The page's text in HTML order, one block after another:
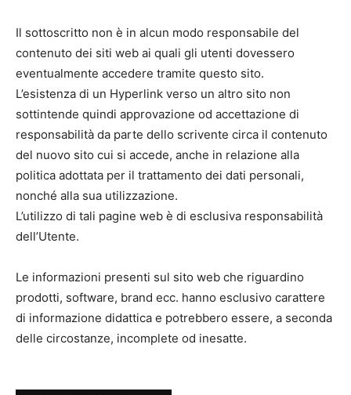
Il sottoscritto non è in alcun modo responsabile del
contenuto dei siti web ai quali gli utenti dovessero
eventualmente accedere tramite questo sito.
L’esistenza di un Hyperlink verso un altro sito non
sottintende quindi approvazione od accettazione di
responsabilità da parte dello scrivente circa il contenuto
del nuovo sito cui si accede, anche in relazione alla
politica adottata per il trattamento dei dati personali,
nonché alla sua utilizzazione.
L’utilizzo di tali pagine web è di esclusiva responsabilità
dell’Utente.
Le informazioni presenti sul sito web che riguardino
prodotti, software, brand ecc. hanno esclusivo carattere
di informazione didattica e potrebbero essere, a seconda
delle circostanze, incomplete od inesatte.